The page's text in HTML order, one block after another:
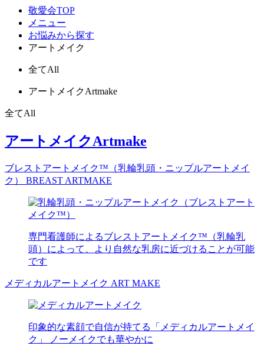
敬愛会TOP
メニュー
お悩みから探す
アートメイク
全てAll
アートメイクArtmake
全てAll
アートメイクArtmake
ブレストアートメイク™（乳輪乳頭・ニップルアートメイ
ク） BREAST ARTMAKE
専門看護師によるブレストアートメイク™（乳輪乳
頭）によって、より自然な乳房に近づけることが可能
です
メディカルアートメイク ART MAKE
印象的な素顔で自信が持てる「メディカルアートメイ
ク」 ノーメイクでも華やかに